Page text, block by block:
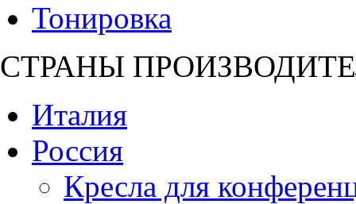
Тонировка
СТРАНЫ
Италия
Россия
Кресла для